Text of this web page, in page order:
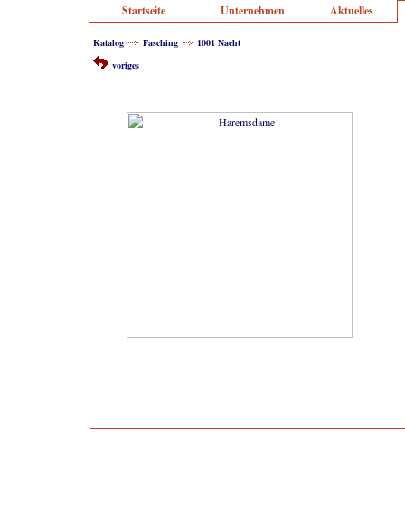
Startseite Unternehmen Aktuelles
Katalog Fasching
1001 Nacht
voriges